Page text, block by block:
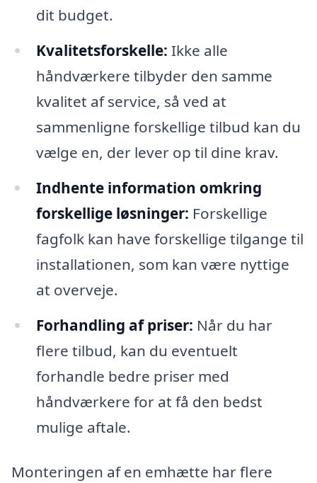
dit budget.
Kvalitetsforskelle: Ikke alle
håndværkere tilbyder den samme
kvalitet af service, så ved at
sammenligne forskellige tilbud kan du
vælge en, der lever op til dine krav.
Indhente information omkring
forskellige løsninger: Forskellige
fagfolk kan have forskellige tilgange til
installationen, som kan være nyttige
at overveje.
Forhandling af priser: Når du har
flere tilbud, kan du eventuelt
forhandle bedre priser med
håndværkere for at få den bedst
mulige aftale.
Monteringen af en emhætte har flere